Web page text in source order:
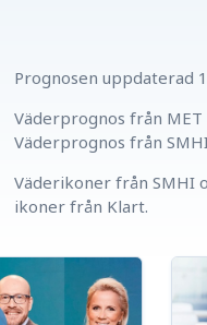
Prognosen uppdaterad
Väderprognos från
Väderprognos från
Väderikoner från SMHI
ikoner från Klart.